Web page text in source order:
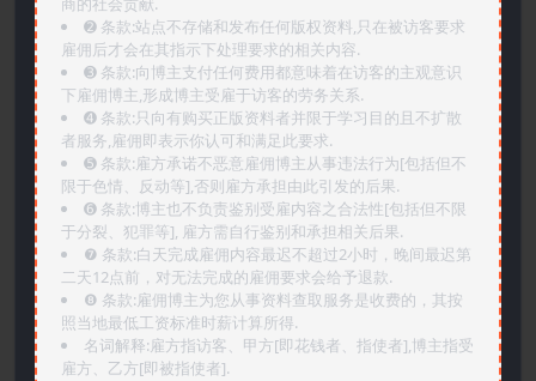
➋️ 条款:站点不存储和发布任何版权资料,只在被访客要求
雇佣后才会在其指示下处理要求的相关内容.
➌️ 条款:向博主支付任何费用都意味着在访客的主观意识
下雇佣博主,形成博主受雇于访客的劳务关系.
➍️ 条款:只向有购买正版资料者并限于学习目的且不扩散
者服务,雇佣即表示你认可和满足此要求.
➎ 条款:雇方承诺不恶意雇佣博主从事违法行为[包括但不
限于色情、反动等],否则雇方承担由此引发的后果.
➏️ 条款:博主也不负责鉴别受雇内容之合法性[包括但不限
于分裂、犯罪等], 雇方需自行鉴别和承担相关后果.
❼ 条款:白天完成雇佣内容最迟不超过2小时，晚间最迟第
二天12点前，对无法完成的雇佣要求会给予退款.
❽ 条款:雇佣博主为您从事资料查取服务是收费的，其按
照当地最低工资标准时薪计算所得.
名词解释:雇方指访客、甲方[即花钱者、指使者],博主指受
雇方、乙方[即被指使者].